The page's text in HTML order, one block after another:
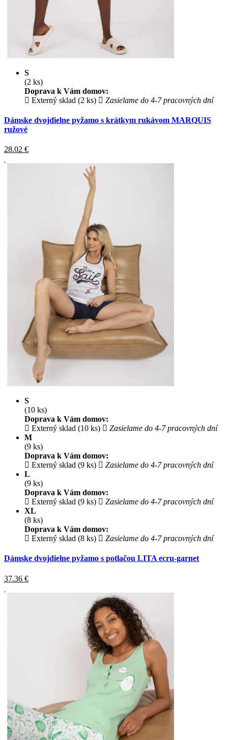
S
(2 ks)
Doprava k Vám domov:
Externý sklad (2 ks)
Zasielame do 4-7 pracovných dní
Dámske dvojdielne pyžamo s krátkym rukávom MARQUIS
ružové
28.02 €
S
(10 ks)
Doprava k Vám domov:
Externý sklad (10 ks)
Zasielame do 4-7 pracovných dní
M
(9 ks)
Doprava k Vám domov:
Externý sklad (9 ks)
Zasielame do 4-7 pracovných dní
L
(9 ks)
Doprava k Vám domov:
Externý sklad (9 ks)
Zasielame do 4-7 pracovných dní
XL
(8 ks)
Doprava k Vám domov:
Externý sklad (8 ks)
Zasielame do 4-7 pracovných dní
Dámske dvojdielne pyžamo s potlačou LITA ecru-garnet
37.36 €